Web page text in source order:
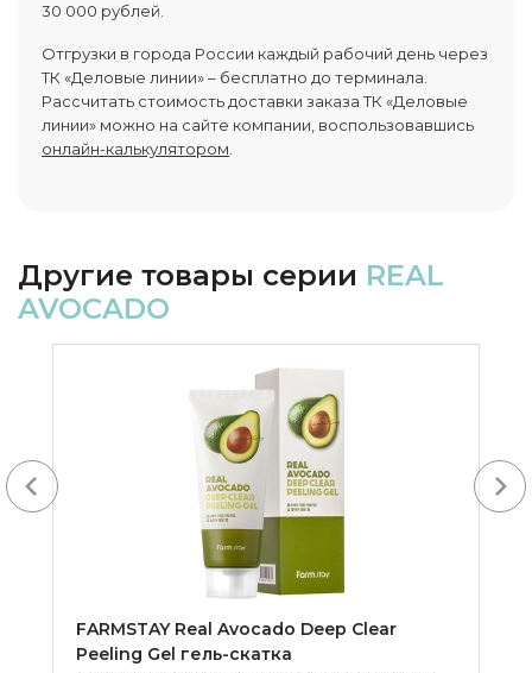
30 000 рублей.
Отгрузки в города России каждый рабочий день через
ТК «Деловые линии» – бесплатно до терминала.
Рассчитать стоимость доставки заказа ТК «Деловые
линии» можно на сайте компании, воспользовавшись
онлайн-калькулятором
Другие товары серии REAL
AVOCADO
FARMSTAY Real Avocado Deep Clear
Peeling Gel гель-скатка
Next